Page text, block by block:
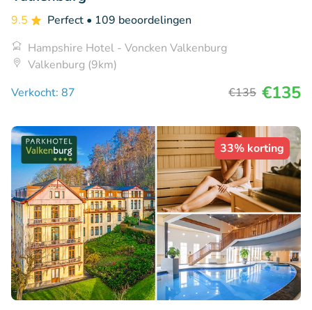
9.5 Perfect • 109 beoordelingen
Hampshire Hotel - Voncken Valkenburg
Valkenburg (9km)
Verkocht: 87
€135 €135
33% korting